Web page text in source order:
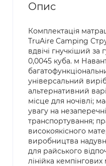
Опис
Комплектація
TruAire Camping
вдвічі гнучкіший
0,0045 куба. м
універсальний
альтернативний
місце для ночівлі;
увагу на
транспортування;
високоякісного
виробництва
для райського
лінійка